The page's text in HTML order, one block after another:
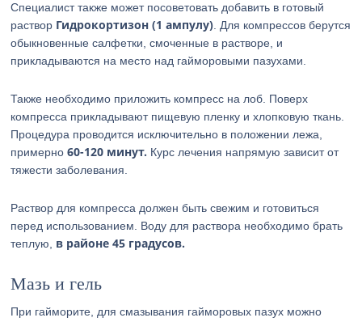
Специалист также может посоветовать добавить в готовый
раствор Гидрокортизон (1 ампулу) . Для компрессов берутся
обыкновенные салфетки, смоченные в растворе, и
прикладываются на место над гайморовыми пазухами.
Также необходимо приложить компресс на лоб. Поверх
компресса прикладывают пищевую пленку и хлопковую ткань.
Процедура проводится исключительно в положении лежа,
примерно60-120 минут. Курс лечения напрямую зависит от
тяжести заболевания.
Раствор для компресса должен быть свежим и готовиться
перед использованием. Воду для раствора необходимо брать
теплую, в районе 45 градусов.
Мазь и гель
При гайморите, для смазывания гайморовых пазух можно